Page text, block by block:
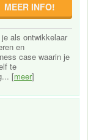
MEER INFO!
als ontwikkelaar
en
case waarin je
te
[meer]